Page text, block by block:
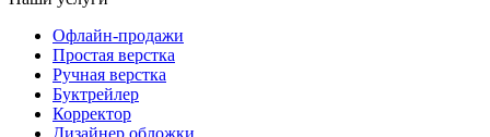
Офлайн-продажи
Простая верстка
Ручная верстка
Буктрейлер
Корректор
Дизайнер обложки